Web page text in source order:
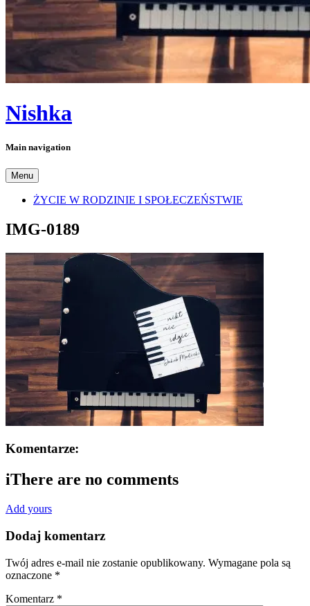
Nishka
Main navigation
Menu
ŻYCIE W RODZINIE I SPOŁECZEŃSTWIE
IMG-0189
Komentarze:
iThere are no comments
Add yours
Dodaj komentarz
Twój adres e-mail nie zostanie opublikowany. Wymagane pola są
oznaczone *
Komentarz *